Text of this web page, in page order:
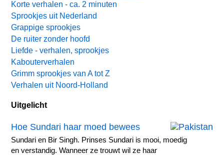
Korte verhalen - ca. 2 minuten
Sprookjes uit Nederland
Grappige sprookjes
De ruiter zonder hoofd
Liefde - verhalen, sprookjes
Kabouterverhalen
Grimm sprookjes van A tot Z
Verhalen uit Noord-Holland
Uitgelicht
Hoe Sundari haar moed bewees
Sundari en Bir Singh. Prinses Sundari is mooi, moedig
en verstandig. Wanneer ze trouwt wil ze haar